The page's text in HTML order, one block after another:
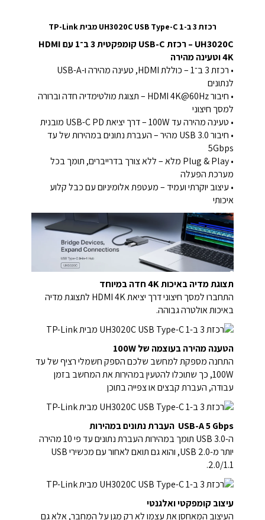
רכזת 3 ב-1 UH3020C USB Type-C מבית TP-Link
UH3020C – רכזת USB-C קומפקטית 3 ב־1 עם HDMI
4K וטעינה מהירה
• רכזת 3 ב־1 – כוללת HDMI, טעינה מהירה ו-USB-A
לנתונים
• חיבור HDMI 4K@60Hz – תצוגת מולטימדיה חדה וברורה
למסך חיצוני
• טעינה מהירה עד 100W – דרך יציאת USB-C PD מובנית
• חיבור USB 3.0 מהיר – העברת נתונים במהירות של עד
5Gbps
• Plug & Play מלא – ללא צורך בדרייברים, תומך בכל
מערכת הפעלה
• עיצוב יוקרתי ועמיד – מעטפת אלומיניום עם כבל קלוע
איכותי
תצוגת מדיה באיכות ‎4K‎ חדה במיוחד
התחברו למסך חיצוני דרך יציאת HDMI 4K לתצוגת מדיה
באיכות אולטרה גבוהה.
הטענה מהירה בעוצמה של ‎100W‎
התחנה מספקת למחשב שלכם הספק חשמלי רציף של עד
‎100W‎, כך שתוכלו להטעין במהירות את המחשב בזמן
עבודה, העברת קבצים או צפייה בתוכן
USB-A 5 Gbps העברת נתונים במהירות
ה-USB 3.0 תומך במהירות העברת נתונים עד פי 10 מהירה
יותר מ-USB 2.0, והוא גם תואם לאחור עם מכשירי USB
2.0/1.1.
עיצוב קומפקטי ואלגנטי
העיצוב המאחסן את עצמו לא רק מגן על המחבר, אלא גם